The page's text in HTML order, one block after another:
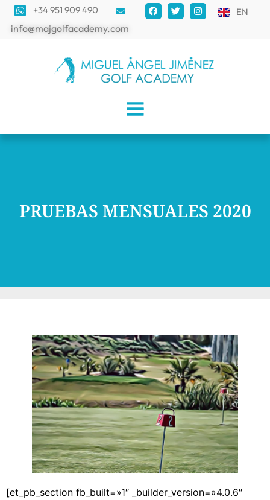
+34 951 909 490
info@majgolfacademy.com
EN
PRUEBAS MENSUALES 2020
[et_pb_section fb_built=»1″ _builder_version=»4.0.6″